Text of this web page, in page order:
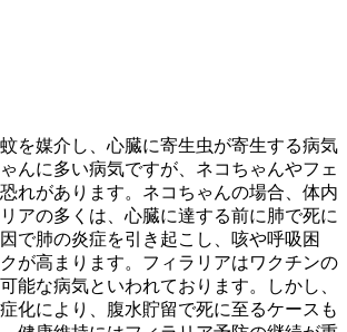
を媒介し、心臓に寄生虫が寄生する病気
んに多い病気ですが、ネコちゃんやフェ
れがあります。ネコちゃんの場合、体内
アの多くは、心臓に達する前に肺で死に
で肺の炎症を引き起こし、咳や呼吸困
が高まります。フィラリアはワクチンの
能な病気といわれております。しかし、
化により、腹水貯留で死に至るケースも